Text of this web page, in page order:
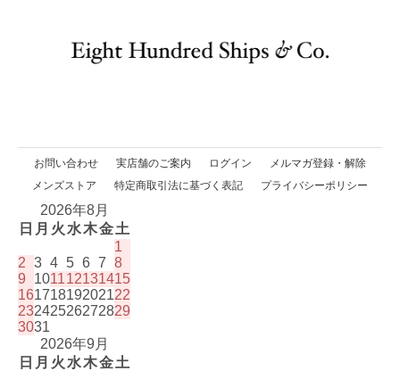
お問い合わせ 実店舗のご案内 ログイン
メルマガ登録・解除
メンズストア
特定商取引法に基づく表記 プライバシーポリシー
2026年8月
日 月 火 水木金土
1
2 3 4 5 6 7 8
9
101112131415
16171819202122
23242526272829
3031
2026年9月
日 月 火 水木金土